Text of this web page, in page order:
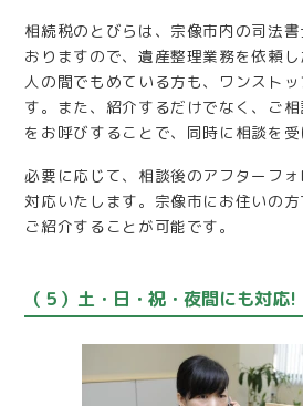
相続税のとびらは、宗像市内の司法
おりますので、遺産整理業務を依頼
人の間でもめている方も、ワンスト
す。また、紹介するだけでなく、ご
をお呼びすることで、同時に相談を受
必要に応じて、相談後のアフターフ
対応いたします。宗像市にお住いの
ご紹介することが可能です。
（５）土・日・祝・夜間にも対応!